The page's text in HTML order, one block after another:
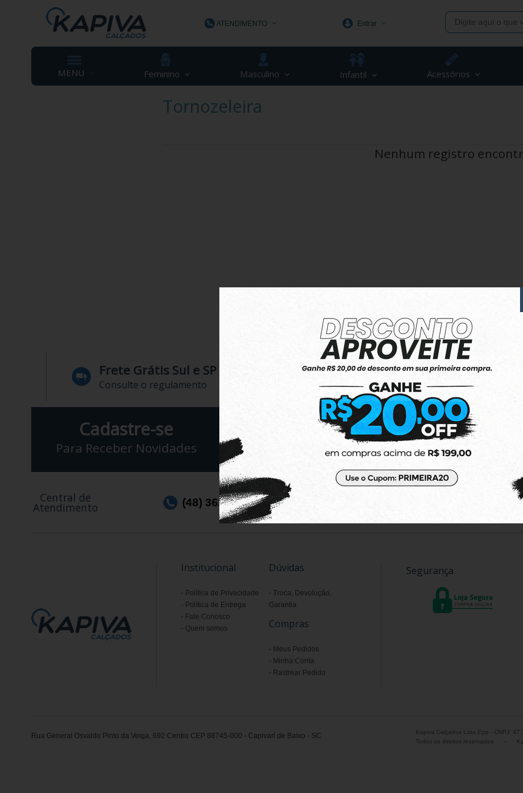
ATENDIMENTO
(48) 3623-1991
contato@kapiva.com.br
Entrar
MENU Feminino Masculino Infantil Acessórios
Tornozeleira
Nenhum registro
Frete Grátis Sul e SP
Consulte o regulamento
6x Sem Juros
no Cartão de Crédito
Cadastre-se
Para Receber Novidades
Central de
Atendimento (48) 3623-1991
Institucional
Política de Privacidade
Política de Entrega
Fale Conosco
Quem somos
Dúvidas
Troca, Devolução,
Garantia
Compras
Meus Pedidos
Minha Conta
Rastrear Pedido
Segurança
Rua General Osvaldo Pinto da Veiga, 692 Centro CEP 88745-000 - Capivari de Baixo - SC
Kapiva Calçados Ltda Epp - CNPJ:
Todos os direitos reservados
-